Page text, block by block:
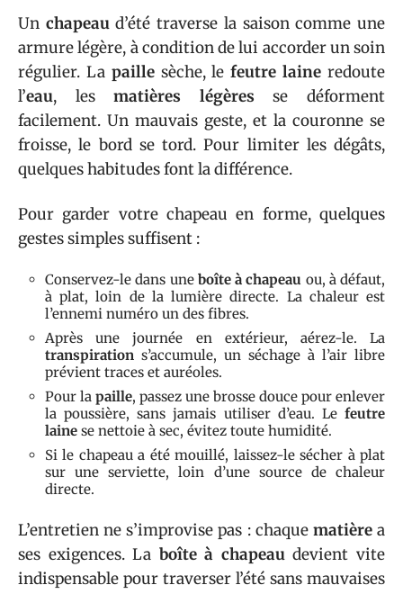
Un chapeaud’été traverse la saison comme une
armure légère, à condition de lui accorder un soin
régulier. La paillesèche, lefeutre laine redoute
l’eau, lesmatières légères se déforment
facilement. Un mauvais geste, et la couronne se
froisse, le bord se tord. Pour limiter les dégâts,
quelques habitudes font la différence.
Pour garder votre chapeau en forme, quelques
gestes simples suffisent :
Conservez-le dans une boîte à chapeau ou, à défaut,
à plat, loin de la lumière directe. La chaleur est
l’ennemi numéro un des fibres.
Après une journée en extérieur, aérez-le. La
transpiration s’accumule, un séchage à l’air libre
prévient traces et auréoles.
Pour la paille, passez une brosse douce pour enlever
la poussière, sans jamais utiliser d’eau. Le feutre
laine se nettoie à sec, évitez toute humidité.
Si le chapeau a été mouillé, laissez-le sécher à plat
sur une serviette, loin d’une source de chaleur
directe.
L’entretien ne s’improvise pas : chaque matièrea
ses exigences. La boîte à chapeaudevient vite
indispensable pour traverser l’été sans mauvaises